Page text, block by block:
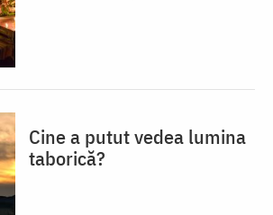
Cine a putut vedea lumina
taborică?